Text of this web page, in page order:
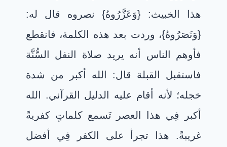
هذا الخبيث: {وَعَزَّرُوهُ} نصروه قال له:
{وَنَصَرُوهُ}، وردت بعد هذه الكلمة، فانقطع
فأوهم الناس أنه يريد صلاة النفل السُّنَّة
فاستقبل القبلة قال: الله أكبر من شدة
خجله؛ لأنه أقام عليه الدليل القرآني. الله
أكبر فِي هذا العصر تَسمع كلماتٍ كفريةً
غريبةً. هذا تجرأ على الكفر فِي أفضل